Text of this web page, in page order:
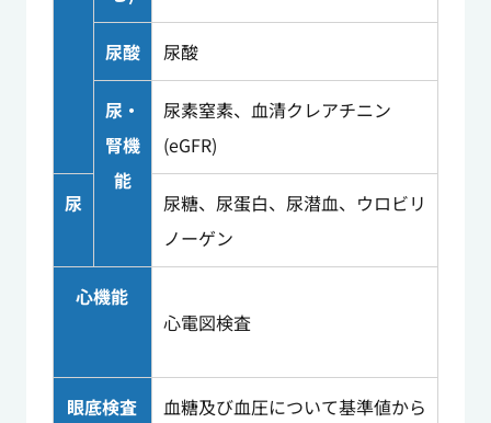
尿酸 尿酸
尿・
腎機
能
尿素窒素、血清クレアチニン
(eGFR)
尿
尿糖、尿蛋白、尿潜血、ウロビリ
ノーゲン
心機能
心電図検査
眼底検査
血糖及び血圧について基準値から